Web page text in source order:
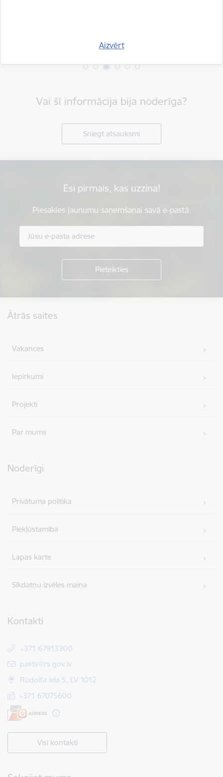
Aizvērt
Vai šī informācija bija noderīga?
Sniegt atsauksmi
Esi pirmais, kas uzzina!
Piesakies jaunumu saņemšanai savā e-pastā.
Ātrās saites
Vakances
Iepirkumi
Projekti
Par mums
Noderīgi
Privātuma politika
Piekļūstamība
Lapas karte
Sīkdatņu izvēles maiņa
Kontakti
+371 67913300
E-pasts:
pasts@rs.gov.lv
Rūdolfa iela 5, LV 1012
+371 67075600
Visi kontakti